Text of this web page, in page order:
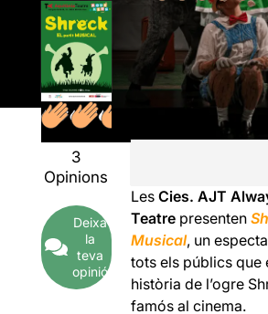
3
Opinions
Deixa
la
teva
opinió
LesCies. AJT
Teatre presenten
Musical, un
tots els públics que
història de l’ogre
famós al cinema.